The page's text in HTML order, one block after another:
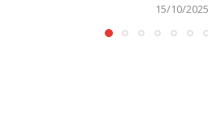
15/10/2025